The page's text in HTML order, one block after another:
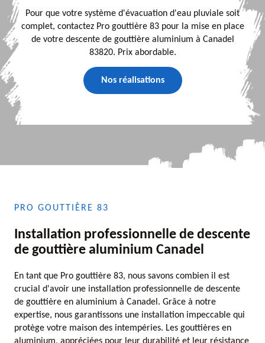
Pour que votre système d'évacuation d'eau pluviale soit
complet, contactez Pro gouttière 83 pour la mise en place
de votre descente de gouttière aluminium à Canadel
83820. Prix abordable.
Nos réalisations
PRO GOUTTIÈRE 83
Installation professionnelle de descente
de gouttière aluminium Canadel
En tant que Pro gouttière 83, nous savons combien il est
crucial d'avoir une installation professionnelle de descente
de gouttière en aluminium à Canadel. Grâce à notre
expertise, nous garantissons une installation impeccable qui
protège votre maison des intempéries. Les gouttières en